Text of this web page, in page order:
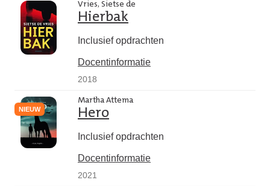
Vries, Sietse de
Hierbak
Inclusief opdrachten
Docentinformatie
2018
NIEUW
Martha Attema
Hero
Inclusief opdrachten
Docentinformatie
2021